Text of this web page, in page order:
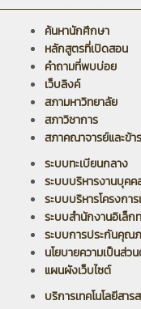
ค้นหานักศึกษา
หลักสูตรที่เปิดสอน
คำถามที่พบบ่อย
เว็บลิงค์
สภามหาวิทยาลัย
สภาวิชาการ
สภาคณาจารย์และข้า
ระบบทะเบียนกลาง
ระบบบริหารงานบุคค
ระบบบริหารโครงกา
ระบบสำนักงานอิเล็ก
ระบบการประกันคุณ
นโยบายความเป็นส่ว
แผนผังเว็บไซต์
บริการเทคโนโลยีสาร